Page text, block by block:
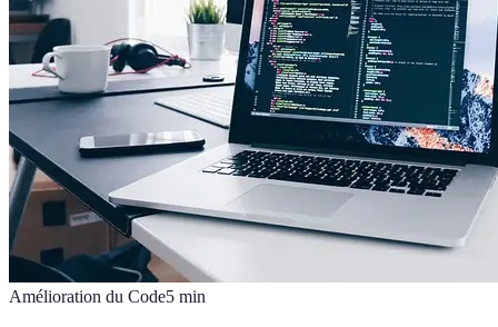
Amélioration du Code5 min